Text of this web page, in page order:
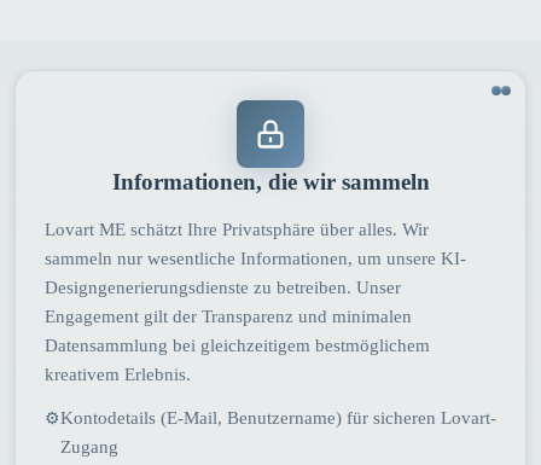
Informationen, die wir sammeln
Lovart ME schätzt Ihre Privatsphäre über alles. Wir
sammeln nur wesentliche Informationen, um unsere KI-
Designgenerierungsdienste zu betreiben. Unser
Engagement gilt der Transparenz und minimalen
Datensammlung bei gleichzeitigem bestmöglichem
kreativem Erlebnis.
⚙Kontodetails (E-Mail, Benutzername) für sicheren Lovart-
Zugang